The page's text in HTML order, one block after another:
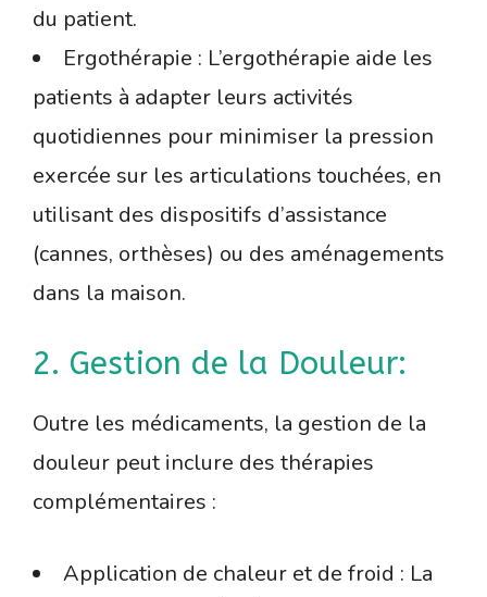
du patient.
Ergothérapie : L’ergothérapie aide les
patients à adapter leurs activités
quotidiennes pour minimiser la pression
exercée sur les articulations touchées, en
utilisant des dispositifs d’assistance
(cannes, orthèses) ou des aménagements
dans la maison.
2. Gestion de la Douleur:
Outre les médicaments, la gestion de la
douleur peut inclure des thérapies
complémentaires :
Application de chaleur et de froid : La